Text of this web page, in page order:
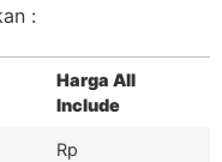
:
Harga All
Include
Rp